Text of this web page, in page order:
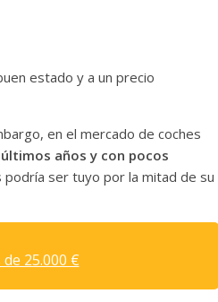
estado y a un precio
en el mercado de coches
años y con pocos
podría ser tuyo por la mitad de su
25.000 €